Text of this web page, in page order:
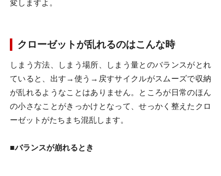
変しますよ。
クローゼットが乱れるのはこんな時
しまう方法、しまう場所、しまう量とのバランスがとれ
ていると、出す→使う→戻すサイクルがスムーズで収納
が乱れるようなことはありません。ところが日常のほん
の小さなことがきっかけとなって、せっかく整えたクロ
ーゼットがたちまち混乱します。
■バランスが崩れるとき